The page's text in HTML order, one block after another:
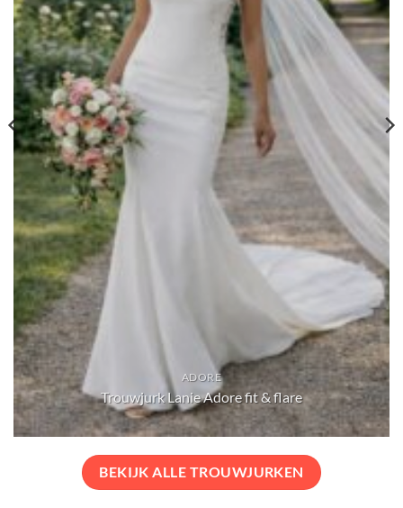
ADORE
Trouwjurk Solana 11396 Adore Collectie
BEKIJK ALLE TROUWJURKEN